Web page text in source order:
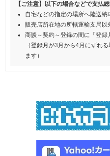
【ご注意】以下の場合などで支払
自宅などの指定の場所へ陸送納
販売店所在地の所轄運輸支局以
商談～契約～登録の間に「登録
（登録月が3月から4月にずれ
ます）